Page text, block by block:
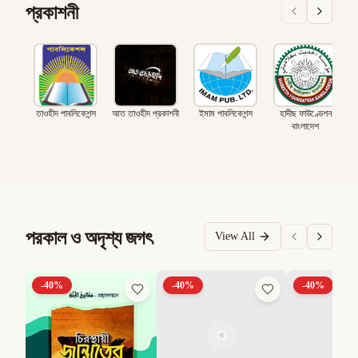
প্রকাশনী
তাওহীদ পাবলিকেশন্স আত তাওহীদ প্রকাশনী ইমাম পাবলিকেশন্স
হাদীছ ফাউণ্ডেশন
বাংলাদেশ
পরকাল ও অদৃশ্য জগৎ View All
-40% -40% -40%